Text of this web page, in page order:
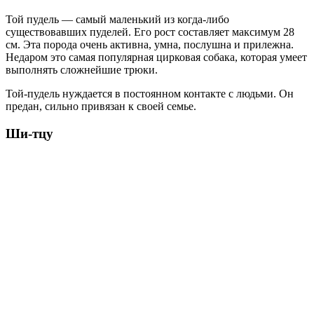
Той пудель — самый маленький из когда-либо
существовавших пуделей. Его рост составляет максимум 28
см. Эта порода очень активна, умна, послушна и прилежна.
Недаром это самая популярная цирковая собака, которая умеет
выполнять сложнейшие трюки.
Той-пудель нуждается в постоянном контакте с людьми. Он
предан, сильно привязан к своей семье.
Ши-тцу